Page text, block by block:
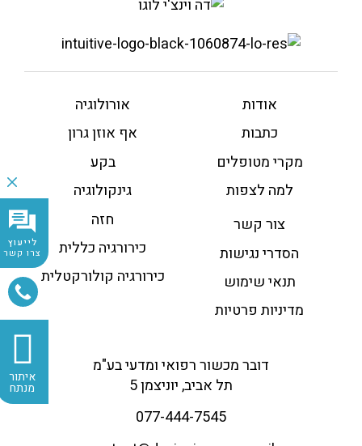
לייעוץ
צרו קשר
איתור
מנתח
אודות
כתבות
מקרי מטופלים
למה לצפות
צור קשר
הסדרי נגישות
תנאי שימוש
מדיניות פרטיות
אורולוגיה
אף אוזן גרון
בקע
גינקולוגיה
חזה
כירורגיה כללית
כירורגיה קולורקטלית
דובר מכשור רפואי ומדעי בע"מ
תל אביב, יוניצמן 5
077-444-7545